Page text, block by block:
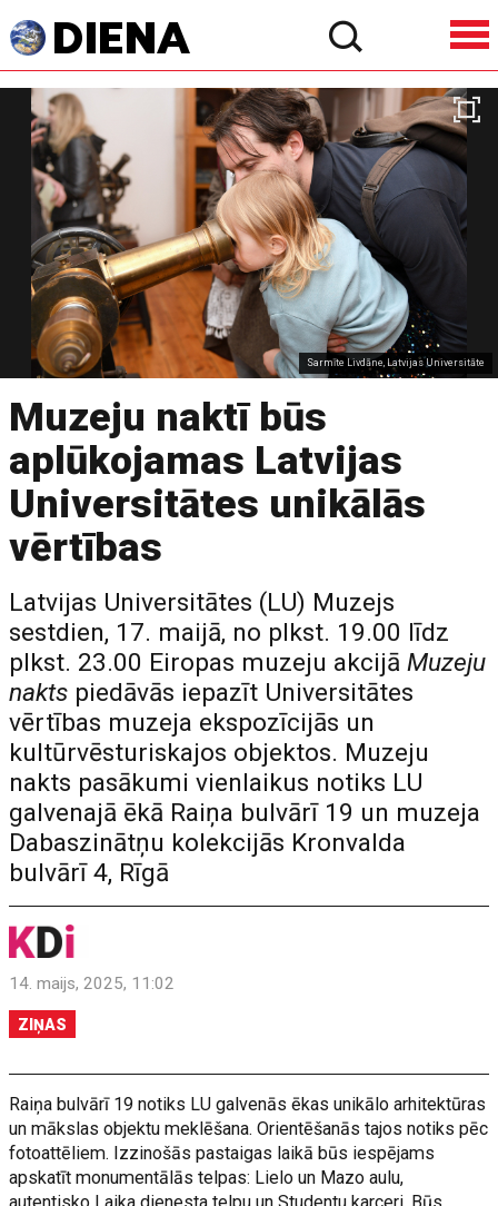
Sarmīte Livdāne, Latvijas Universitāte
Muzeju naktī būs
aplūkojamas Latvijas
Universitātes unikālās
vērtības
Latvijas Universitātes (LU) Muzejs
sestdien, 17. maijā, no plkst. 19.00 līdz
plkst. 23.00 Eiropas muzeju akcijāMuzeju
nakts piedāvās iepazīt Universitātes
vērtības muzeja ekspozīcijās un
kultūrvēsturiskajos objektos. Muzeju
nakts pasākumi vienlaikus notiks LU
galvenajā ēkā Raiņa bulvārī 19 un muzeja
Dabaszinātņu kolekcijās Kronvalda
bulvārī 4, Rīgā
14. maijs, 2025, 11:02
ZIŅAS
Raiņa bulvārī 19 notiks LU galvenās ēkas unikālo arhitektūras
un mākslas objektu meklēšana. Orientēšanās tajos notiks pēc
fotoattēliem. Izzinošās pastaigas laikā būs iespējams
apskatīt monumentālās telpas: Lielo un Mazo aulu,